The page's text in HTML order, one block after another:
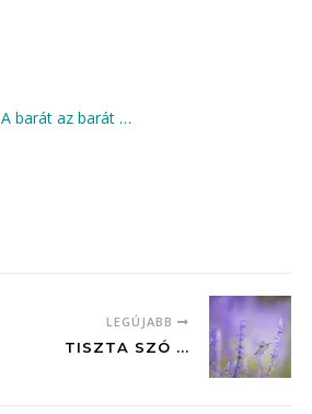
A barát az barát …
LEGÚJABB
TISZTA SZÓ ...